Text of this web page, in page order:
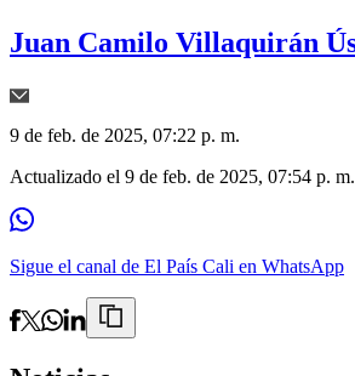
Juan Camilo Villaquirán
9 de feb. de 2025, 07:22 p. m.
Actualizado el 9 de feb. de 2025, 07:54 p. m.
Sigue el canal de El País Cali en WhatsApp